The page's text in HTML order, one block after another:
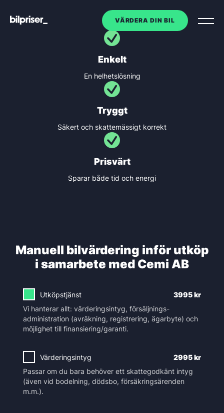
VÄRDERA DIN BIL
Utköp av tjänstebil
Företagstjänster
Bilmarknaden
Om oss
Enkelt
En helhetslösning
Tryggt
Säkert och skattemässigt korrekt
Prisvärt
Sparar både tid och energi
Manuell bilvärdering inför utköp
i samarbete med Cemi AB
Utköpstjänst 3995kr
Vi hanterar allt: värderingsintyg, försäljnings­
administration (avräkning, registrering, ägarbyte) och
möjlighet till finansiering/garanti.
Värderingsintyg 2995kr
Passar om du bara behöver ett skattegodkänt intyg
(även vid bodelning, dödsbo, försäkringsärenden
m.m.).